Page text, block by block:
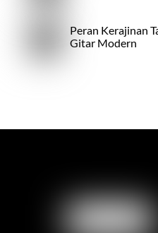
Peran Kerajinan
Gitar Modern